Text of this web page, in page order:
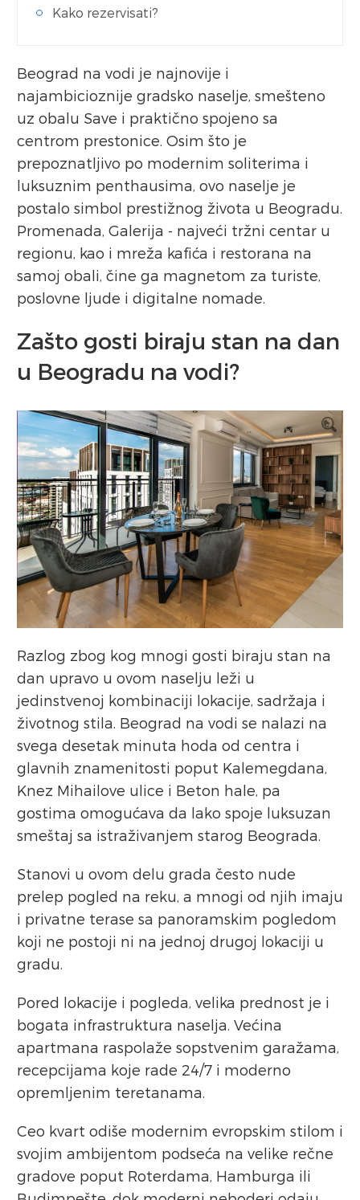
Kako rezervisati?
Beograd na vodi je najnovije i
najambicioznije gradsko naselje, smešteno
uz obalu Save i praktično spojeno sa
centrom prestonice. Osim što je
prepoznatljivo po modernim soliterima i
luksuznim penthausima, ovo naselje je
postalo simbol prestižnog života u Beogradu.
Promenada, Galerija - najveći tržni centar u
regionu, kao i mreža kafića i restorana na
samoj obali, čine ga magnetom za turiste,
poslovne ljude i digitalne nomade.
Zašto gosti biraju stan na dan
u Beogradu na vodi?
Razlog zbog kog mnogi gosti biraju stan na
dan upravo u ovom naselju leži u
jedinstvenoj kombinaciji lokacije, sadržaja i
životnog stila. Beograd na vodi se nalazi na
svega desetak minuta hoda od centra i
glavnih znamenitosti poput Kalemegdana,
Knez Mihailove ulice i Beton hale, pa
gostima omogućava da lako spoje luksuzan
smeštaj sa istraživanjem starog Beograda.
Stanovi u ovom delu grada često nude
prelep pogled na reku, a mnogi od njih imaju
i privatne terase sa panoramskim pogledom
koji ne postoji ni na jednoj drugoj lokaciji u
gradu.
Pored lokacije i pogleda, velika prednost je i
bogata infrastruktura naselja. Većina
apartmana raspolaže sopstvenim garažama,
recepcijama koje rade 24/7 i moderno
opremljenim teretanama.
Ceo kvart odiše modernim evropskim stilom i
svojim ambijentom podseća na velike rečne
gradove poput Roterdama, Hamburga ili